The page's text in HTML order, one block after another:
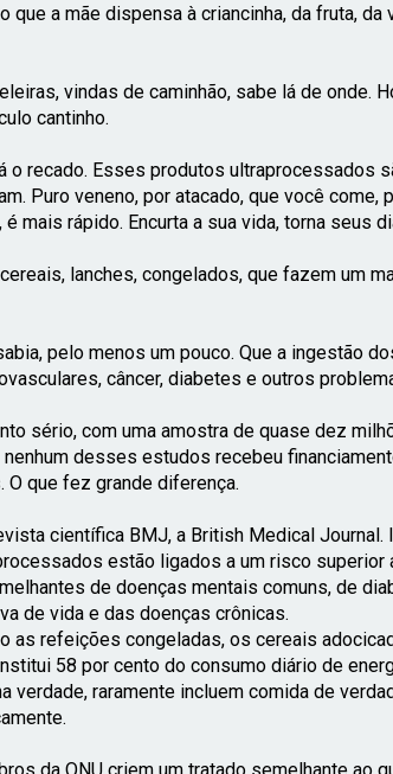
a mãe dispensa à criancinha, da fruta, da
vindas de caminhão, sabe lá de onde.
cantinho.
o recado. Esses produtos ultraprocessados
Puro veneno, por atacado, que você come,
mais rápido. Encurta a sua vida, torna seus
lanches, congelados, que fazem um
pelo menos um pouco. Que a ingestão
câncer, diabetes e outros
sério, com uma amostra de quase dez
desses estudos recebeu
que fez grande diferença.
científica BMJ, a British Medical Journal.
estão ligados a um risco superior
de doenças mentais comuns, de
de vida e das doenças crônicas.
as refeições congeladas, os cereais
58 por cento do consumo diário de
verdade, raramente incluem comida de